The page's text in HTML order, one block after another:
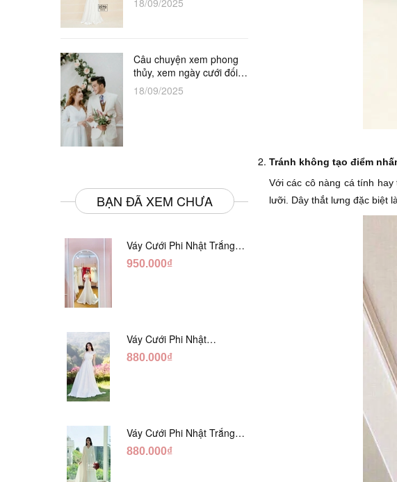
Tránh không tạo điểm
Với các cô nàng cá tính
lưỡi. Dây thắt lưng đặc biệt
18/09/2025
Câu chuyện xem phong
thủy, xem ngày cưới đối
với vợ chồng khắc tuổi
18/09/2025
BẠN ĐÃ XEM CHƯA
Váy Cưới Phi Nhật Trắng
Đuôi Cá DC998
950.000₫
Váy Cưới Phi Nhật
Trắng Cúp Chéo DC543
880.000₫
Váy Cưới Phi Nhật Trắng
Cổ V Hàng Nút DC549
880.000₫